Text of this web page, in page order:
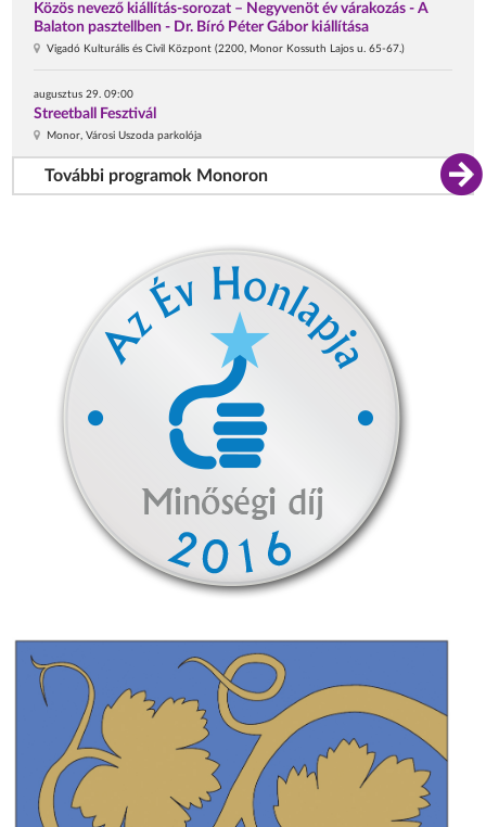
Közös nevező kiállítás-sorozat – Negyvenöt év várakozás - A
Balaton pasztellben - Dr. Bíró Péter Gábor kiállítása
Vigadó Kulturális és Civil Központ (2200, Monor Kossuth Lajos u. 65-67.)
augusztus 29. 09:00
Streetball Fesztivál
Monor, Városi Uszoda parkolója
További programok Monoron